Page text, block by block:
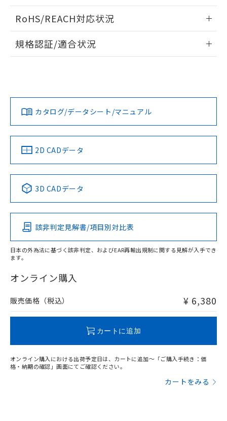
動作チャート
ドすることができます。
ログイン/会員登録
ダウンロードデータをご利用いただく前に、以下を必ずお読
みください。
ソフトウェアの使用条件
RoHS/REACH対応状況
EU RoHS 注意事項・凡例
対応済み
中国 RoHS 注意事項・凡例
Pb Hg Cd Cr(VI)
O
在庫等で未対応品が混在する可能性があります。
問い合わせください。
規格認証/適合状況
LR型式承認
（イギリス
船舶規格）
DNV型式承認
（ノルウェー
BV型式承認
（フランス
KR型式
（韓国
No No No No
この製品の規格認証/適合状況ページへ
その他の認証はこちらのページからご検索ください
カタログ/データシート/マニュアル
2D CADデータ
3D CADデータ
該非判定見解書/項目別対比表
日本の外為法に基づく該非判定、およびEAR再輸出規制に関する見解が入手でき
ます。
オンライン購入
販売価格（税込） ¥ 6,380
カートに追加
オンライン購入における出荷予定日は、カートに追加～「ご購入手続き：価
格・納期の確認」画面にてご確認ください。
カートをみる
また、RoHS指令のフタル酸エステル類４
物質の対応では、対応完了までの期間は出
荷製品に未対応品が混在することから備考
欄に対応日を記載しておりました。
既に当社にて対応品への在庫切替を完了